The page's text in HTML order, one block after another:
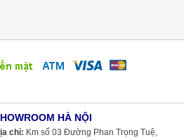
HÀ NỘI
chỉ: Km số 03 Đường Phan Trọng Tuệ,